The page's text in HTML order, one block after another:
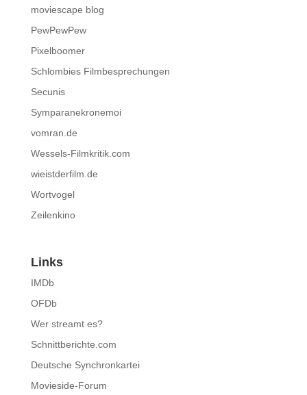
moviescape blog
PewPewPew
Pixelboomer
Schlombies Filmbesprechungen
Secunis
Symparanekronemoi
vomran.de
Wessels-Filmkritik.com
wieistderfilm.de
Wortvogel
Zeilenkino
Links
IMDb
OFDb
Wer streamt es?
Schnittberichte.com
Deutsche Synchronkartei
Movieside-Forum